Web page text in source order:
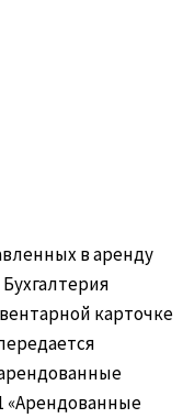
в аренду
карточке
«Арендованные